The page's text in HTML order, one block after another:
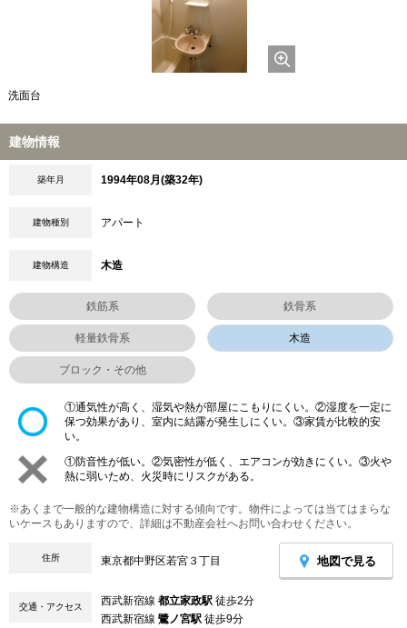
洗面台
建物情報
築年月 1994年08月(築32年)
建物種別 アパート
建物構造 木造
鉄筋系 鉄骨系
軽量鉄骨系 木造
ブロック・その他
①通気性が高く、湿気や熱が部屋にこもりにくい。②湿度を一定に
保つ効果があり、室内に結露が発生しにくい。③家賃が比較的安
い。
①防音性が低い。②気密性が低く、エアコンが効きにくい。③火や
熱に弱いため、火災時にリスクがある。
※あくまで一般的な建物構造に対する傾向です。物件によっては当てはまらな
いケースもありますので、詳細は不動産会社へお問い合わせください。
住所 東京都中野区若宮３丁目 地図で見る
交通・アクセス 西武新宿線 都立家政駅 徒歩2分
西武新宿線 鷺ノ宮駅 徒歩9分